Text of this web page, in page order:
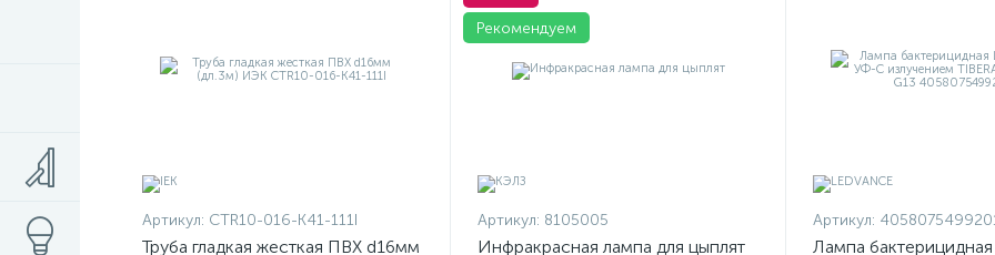
Артикул: CTR10-016-K41-111I
Труба гладкая жесткая ПВХ d16мм
Рекомендуем
Артикул: 8105005
Инфракрасная лампа для цыплят
Артикул:
Лампа